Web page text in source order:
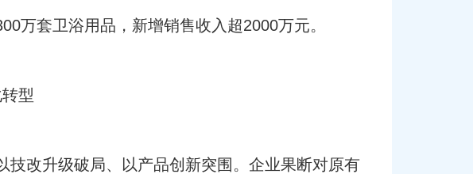
万套卫浴用品，新增销售收入超2000万元。
型
改升级破局、以产品创新突围。企业果断对原有